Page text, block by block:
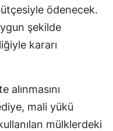
ödenecek.
şekilde
kararı
alınmasını
mali yükü
mülklerdeki